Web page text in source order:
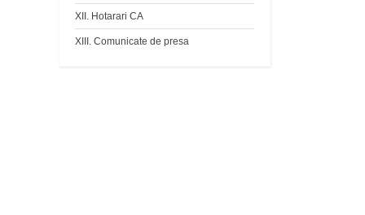
XII. Hotarari CA
XIII. Comunicate de presa